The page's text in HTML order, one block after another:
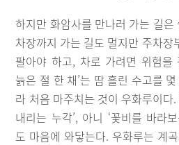
하지만 화암사를 만나러 가는 길
차장까지 가는 길도 멀지만 주차장
팔아야 하고, 차로 가려면 위험을
늙은 절 한 채’는 땀 흘린 수고를
라 처음 마주치는 것이 우화루이다.
내리는 누각’, 아니 ‘꽃비를 바라
도 마음에 와닿는다. 우화루는 계